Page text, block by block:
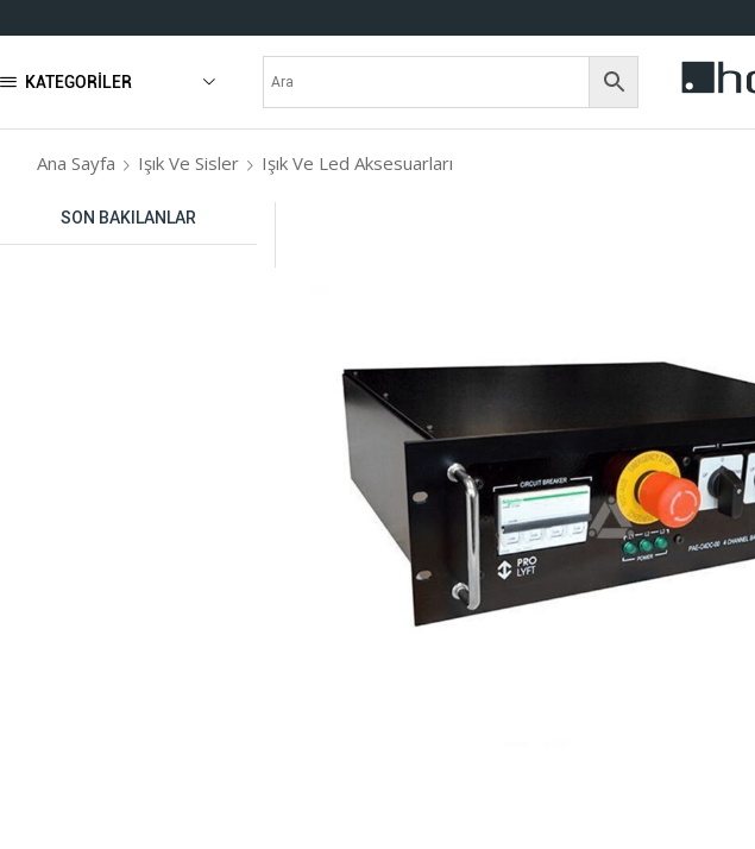
KATEGORILER
Ana Sayfa Işık Ve Sisler Işık Ve Led Aksesuarları
SON BAKILANLAR